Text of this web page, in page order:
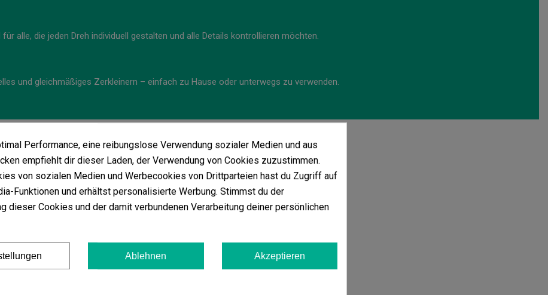
für alle, die jeden Dreh individuell gestalten und alle Details kontrollieren möchten.
und gleichmäßiges Zerkleinern – einfach zu Hause oder unterwegs zu verwenden.
Vielleicht gefällt Ihnen auch
Performance, eine reibungslose Verwendung sozialer Medien und aus
empfiehlt dir dieser Laden, der Verwendung von Cookies zuzustimmen.
von sozialen Medien und Werbecookies von Drittparteien hast du Zugriff auf
Funktionen und erhältst personalisierte Werbung. Stimmst du der
dieser Cookies und der damit verbundenen Verarbeitung deiner persönlichen
Ablehnen Akzeptieren